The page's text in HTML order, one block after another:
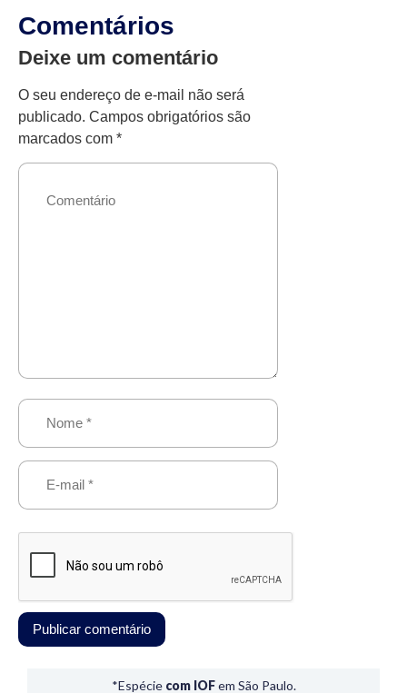
Comentários
Deixe um comentário
O seu endereço de e-mail não será
publicado. Campos obrigatórios são
marcados com *